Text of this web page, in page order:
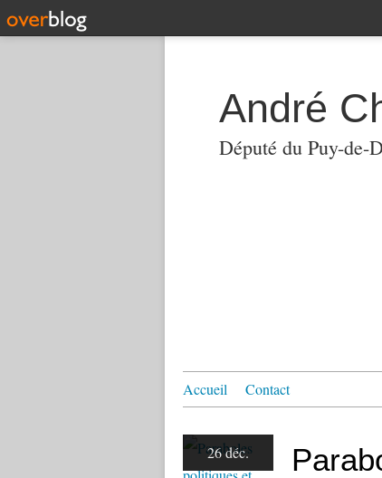
André
Député du Puy-de-
Accueil Contact
26 déc.